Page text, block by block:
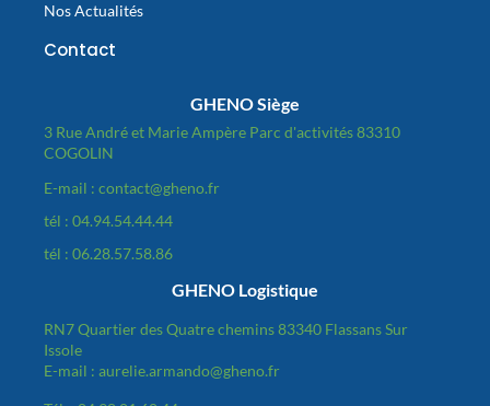
Nos Actualités
Contact
GHENO Siège
3 Rue André et Marie Ampère Parc d'activités 83310
COGOLIN
E-mail : contact@gheno.fr
tél : 04.94.54.44.44
tél : 06.28.57.58.86
GHENO Logistique
RN7 Quartier des Quatre chemins 83340 Flassans Sur
Issole
E-mail : aurelie.armando@gheno.fr